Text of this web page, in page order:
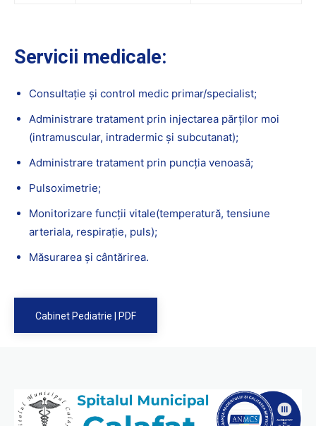
Servicii medicale:
Consultație și control medic primar/specialist;
Administrare tratament prin injectarea părților moi
(intramuscular, intradermic și subcutanat);
Administrare tratament prin puncția venoasă;
Pulsoximetrie;
Monitorizare funcții vitale(temperatură, tensiune
arteriala, respirație, puls);
Măsurarea și cântărirea.
Cabinet Pediatrie | PDF